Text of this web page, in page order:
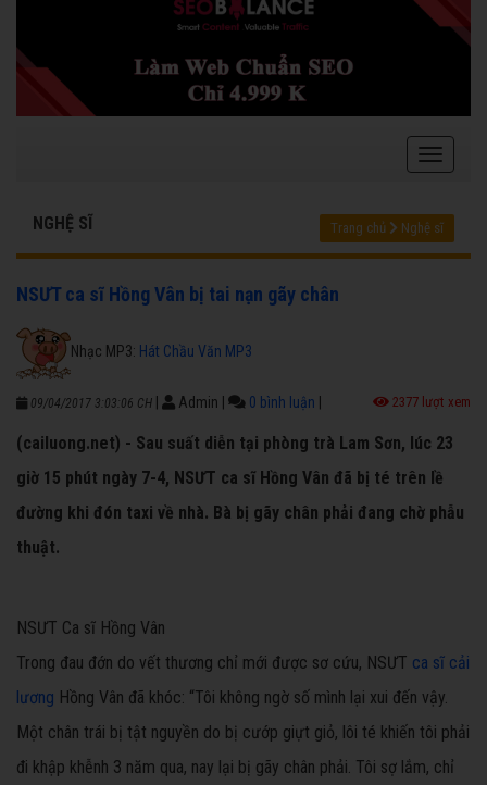
NGHỆ SĨ Trang chủ Nghệ sĩ
NSƯT ca sĩ Hồng Vân bị tai nạn gãy chân
Nhạc MP3: Hát Chầu Văn MP3
09/04/2017 3:03:06 CH Admin 0 bình luận 2377 lượt xem
(cailuong.net) - Sau suất diễn tại phòng trà Lam Sơn, lúc 23
giờ 15 phút ngày 7-4, NSƯT ca sĩ Hồng Vân đã bị té trên lề
đường khi đón taxi về nhà. Bà bị gãy chân phải đang chờ phẫu
thuật.
NSƯT Ca sĩ Hồng Vân
Trong đau đớn do vết thương chỉ mới được sơ cứu, NSƯT ca sĩ cải
lương Hồng Vân đã khóc: “Tôi không ngờ số mình lại xui đến vậy.
Một chân trái bị tật nguyền do bị cướp giựt giỏ, lôi té khiến tôi phải
đi khập khễnh 3 năm qua, nay lại bị gãy chân phải. Tôi sợ lắm, chỉ